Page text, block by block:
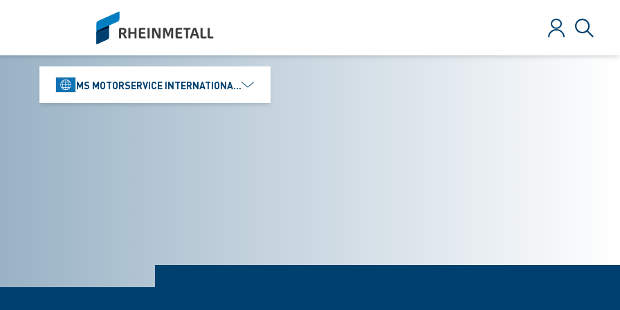
siteLogo
Anmelden
Suche
MS MOTORSERVICE INTERNATIONAL GMBH